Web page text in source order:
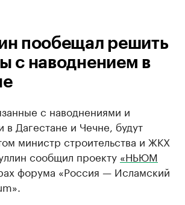
пообещал решить
с наводнением в
с наводнениями и
в Дагестане и Чечне, будут
министр строительства и ЖКХ
сообщил проекту «НЬЮМ
форума «Россия — Исламский